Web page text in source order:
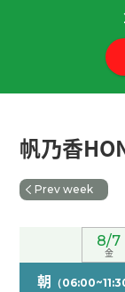
给我上这么
谢谢老师，
很舒服，而
到来。下次见
我住的地方
方。但是对
40代 男性 )
帆乃香
Prev week
8/7
金
朝 （